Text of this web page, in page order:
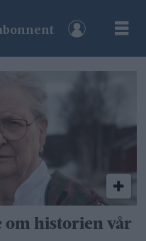
om historien vår